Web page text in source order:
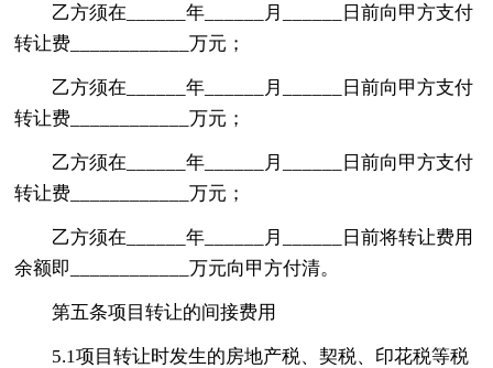
乙方须在______年______月______日前向甲方支付
转让费____________万元；
乙方须在______年______月______日前向甲方支付
转让费____________万元；
乙方须在______年______月______日前向甲方支付
转让费____________万元；
乙方须在______年______月______日前将转让费用
余额即____________万元向甲方付清。
第五条项目转让的间接费用
5.1项目转让时发生的房地产税、契税、印花税等税